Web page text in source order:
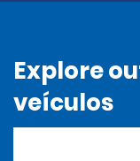
Explore
veículos